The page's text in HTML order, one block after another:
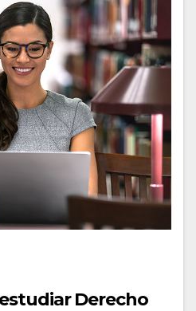
Derecho